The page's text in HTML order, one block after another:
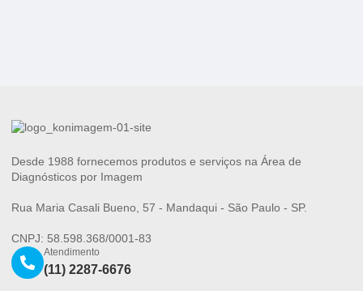
Desde 1988 fornecemos produtos e serviços na Área de
Diagnósticos por Imagem
Rua Maria Casali Bueno, 57 - Mandaqui - São Paulo - SP.
CNPJ: 58.598.368/0001-83
Atendimento
(11) 2287-6676